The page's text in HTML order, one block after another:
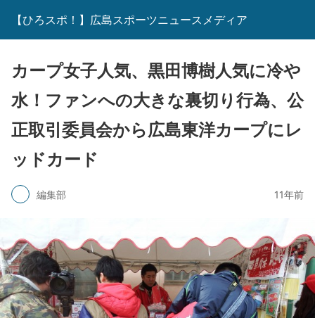
【ひろスポ！】広島スポーツニュースメディア
カープ女子人気、黒田博樹人気に冷や
水！ファンへの大きな裏切り行為、公
正取引委員会から広島東洋カープにレ
ッドカード
編集部 11年前